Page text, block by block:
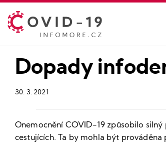
Dopady
30. 3. 2021
Onemocnění COVID-19 způsobilo
cestujících. Ta by mohla být